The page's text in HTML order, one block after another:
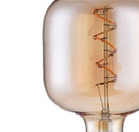
OUTLED ASSORTIMENT
WEBSHOP
LOGIN / REGISTER
WINKELWAGEN